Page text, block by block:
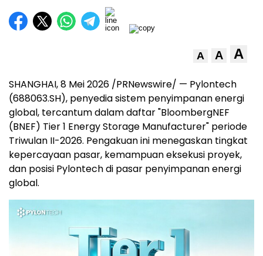
A A A
SHANGHAI,8 Mei 2026 /PRNewswire/ — Pylontech
(688063.SH), penyedia sistem penyimpanan energi
global, tercantum dalam daftar "BloombergNEF
(BNEF) Tier 1 Energy Storage Manufacturer" periode
Triwulan II-2026. Pengakuan ini menegaskan tingkat
kepercayaan pasar, kemampuan eksekusi proyek,
dan posisi Pylontech di pasar penyimpanan energi
global.